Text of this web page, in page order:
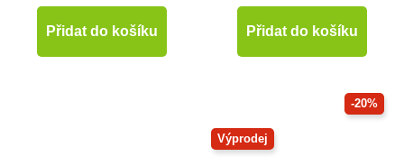
Přidat do košíku Přidat do košíku
-20%
Výprodej